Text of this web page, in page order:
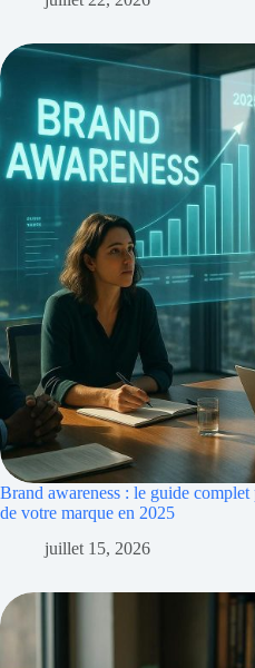
Brand awareness : le guide
de votre marque en 2025
juillet 15, 2026